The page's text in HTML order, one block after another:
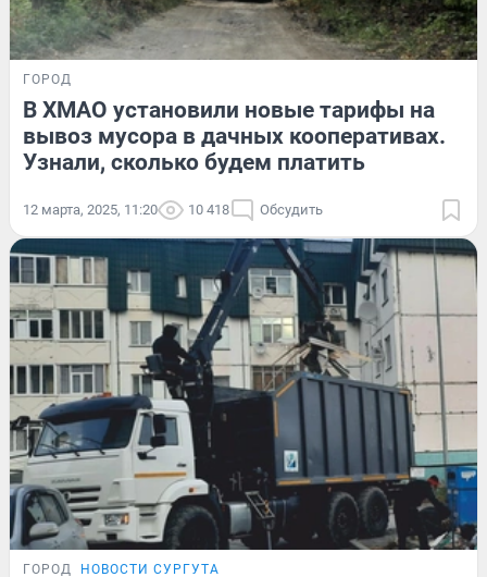
ГОРОД
В ХМАО установили новые тарифы на
вывоз мусора в дачных кооперативах.
Узнали, сколько будем платить
12 марта, 2025, 11:20 10 418 Обсудить
ГОРОД НОВОСТИ СУРГУТА